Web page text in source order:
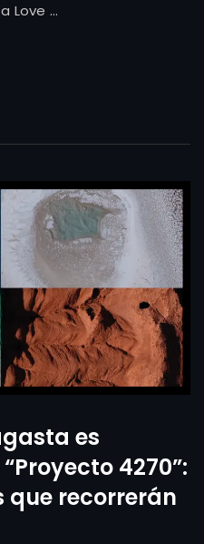
Love …
es
4270”:
que recorrerán